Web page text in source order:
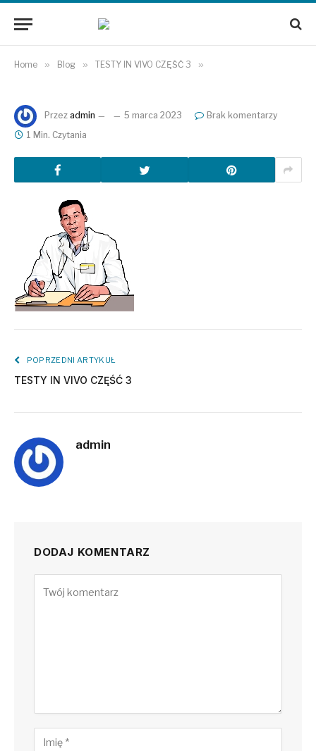
Home » Blog » TESTY IN VIVO CZĘŚĆ 3 »
Przez admin 5 marca 2023
Brak komentarzy
1 Min. Czytania
POPRZEDNI ARTYKUŁ
TESTY IN VIVO CZĘŚĆ 3
admin
DODAJ KOMENTARZ